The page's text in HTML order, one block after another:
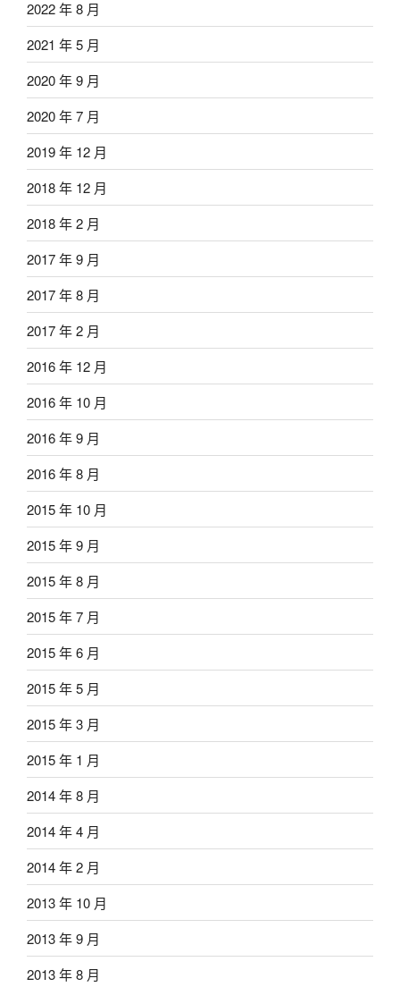
2022 年 8 月
2021 年 5 月
2020 年 9 月
2020 年 7 月
2019 年 12 月
2018 年 12 月
2018 年 2 月
2017 年 9 月
2017 年 8 月
2017 年 2 月
2016 年 12 月
2016 年 10 月
2016 年 9 月
2016 年 8 月
2015 年 10 月
2015 年 9 月
2015 年 8 月
2015 年 7 月
2015 年 6 月
2015 年 5 月
2015 年 3 月
2015 年 1 月
2014 年 8 月
2014 年 4 月
2014 年 2 月
2013 年 10 月
2013 年 9 月
2013 年 8 月